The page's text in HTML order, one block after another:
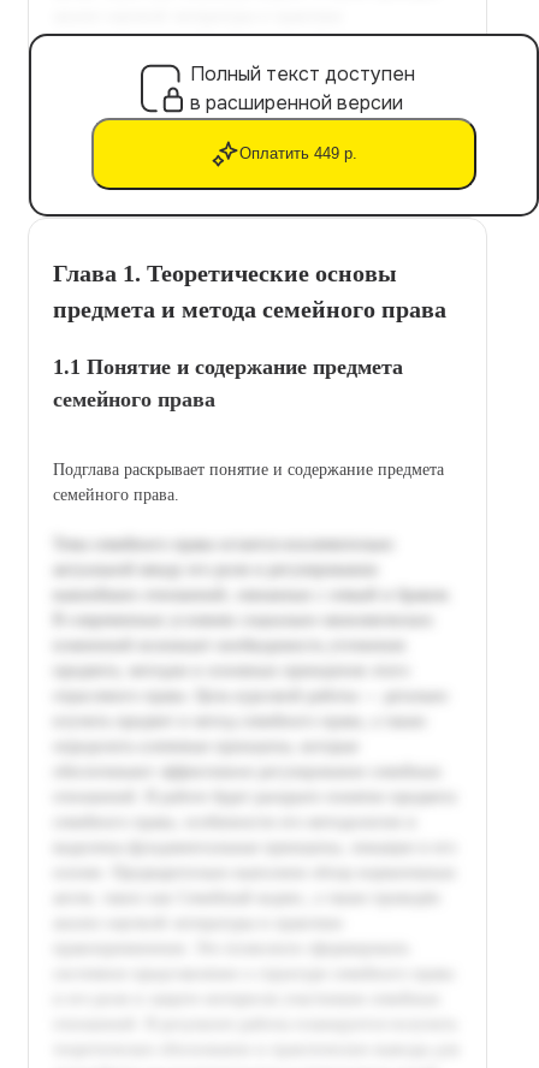
Полный текст доступен
в расширенной версии
Оплатить 449 р.
Глава 1. Теоретические основы
предмета и метода семейного права
1.1 Понятие и содержание предмета
семейного права
Подглава раскрывает понятие и содержание предмета
семейного права.